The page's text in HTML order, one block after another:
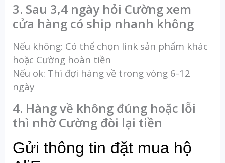
3. Sau 3,4 ngày hỏi Cường xem
cửa hàng có ship nhanh không
Nếu không: Có thể chọn link sản phẩm khác
hoặc Cường hoàn tiền
Nếu ok: Thì đợi hàng về trong vòng 6-12
ngày
4. Hàng về không đúng hoặc lỗi
thì nhờ Cường đòi lại tiền